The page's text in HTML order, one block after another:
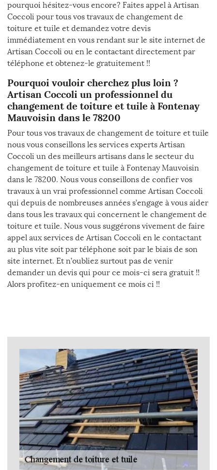
pourquoi hésitez-vous encore? Faites appel à Artisan
Coccoli pour tous vos travaux de changement de
toiture et tuile et demandez votre devis
immédiatement en vous rendant sur le site internet de
Artisan Coccoli ou en le contactant directement par
téléphone et obtenez-le gratuitement !!
Pourquoi vouloir cherchez plus loin ?
Artisan Coccoli un professionnel du
changement de toiture et tuile à Fontenay
Mauvoisin dans le 78200
Pour tous vos travaux de changement de toiture et tuile
nous vous conseillons les services experts Artisan
Coccoli un des meilleurs artisans dans le secteur du
changement de toiture et tuile à Fontenay Mauvoisin
dans le 78200. Nous vous conseillons de confier vos
travaux à un vrai professionnel comme Artisan Coccoli
qui depuis de nombreuses années s’engage à vous aider
dans tous les travaux qui concernent le changement de
toiture et tuile. Nous vous suggérons vivement de faire
appel aux services de Artisan Coccoli en le contactant
au plus vite soit par téléphone soit par le biais de son
site internet. Et n’oubliez surtout pas de venir
demander un devis qui pour ce mois-ci sera gratuit !!
Alors profitez-en uniquement ce mois ci !!